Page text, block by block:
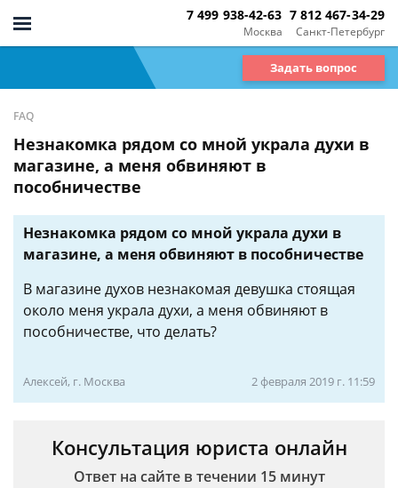
Москва
7 499 938-42-63
Санкт-Петербург
7 812 467-34-29
Задать вопрос
FAQ
Незнакомка рядом со мной украла духи в
магазине, а меня обвиняют в
пособничестве
Незнакомка рядом со мной украла духи в
магазине, а меня обвиняют в пособничестве
В магазине духов незнакомая девушка стоящая
около меня украла духи, а меня обвиняют в
пособничестве, что делать?
Алексей, г. Москва 2 февраля 2019 г. 11:59
Консультация юриста онлайн
Ответ на сайте в течении 15 минут